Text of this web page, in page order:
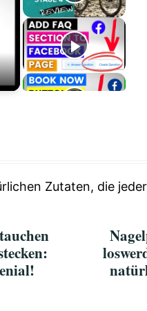
r
e
e
n
Zutaten, die